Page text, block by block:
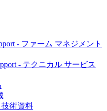
- ファーム マネジメント
- テクニカル サービス
技術資料